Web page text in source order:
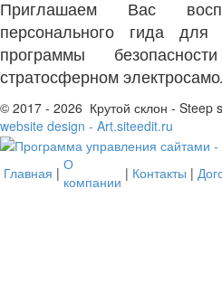
Приглашаем Вас
персонального гида
программы
стратосферном
© 2017 - 2026 Крутой склон - Steep
website design - Art.siteedit.ru
Главная | О
компании | Контакты |